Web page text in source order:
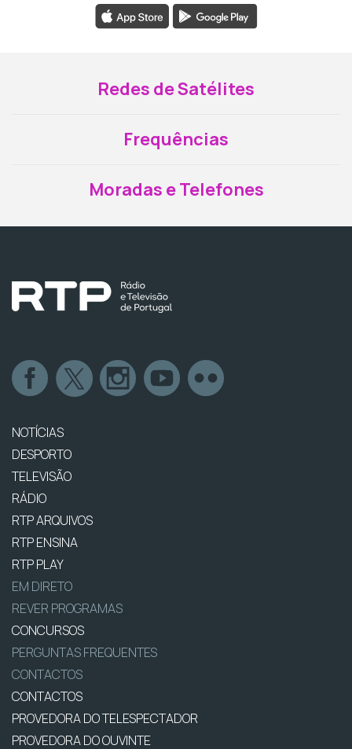
Redes de Satélites
Frequências
Moradas e Telefones
NOTÍCIAS
DESPORTO
TELEVISÃO
RÁDIO
RTP ARQUIVOS
RTP ENSINA
RTP PLAY
EM DIRETO
REVER PROGRAMAS
CONCURSOS
PERGUNTAS FREQUENTES
CONTACTOS
CONTACTOS
PROVEDORA DO TELESPECTADOR
PROVEDORA DO OUVINTE